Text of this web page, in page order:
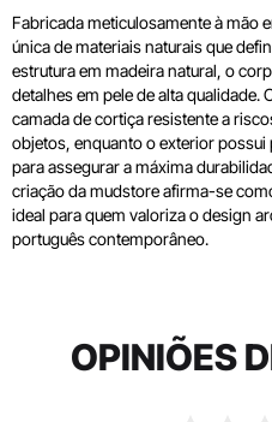
Fabricada meticulosamente à mão
única de materiais naturais que
estrutura em madeira natural, o
detalhes em pele de alta qualidade.
camada de cortiça resistente a
objetos, enquanto o exterior
para assegurar a máxima
criação da mudstore afirma-se
ideal para quem valoriza o design
português contemporâneo.
OPINIÕES